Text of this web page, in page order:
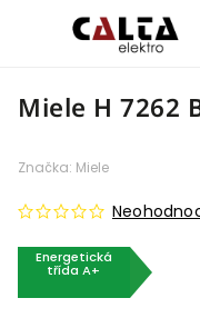
Miele H 7262
Energetická
třída A+
Značka: Miele